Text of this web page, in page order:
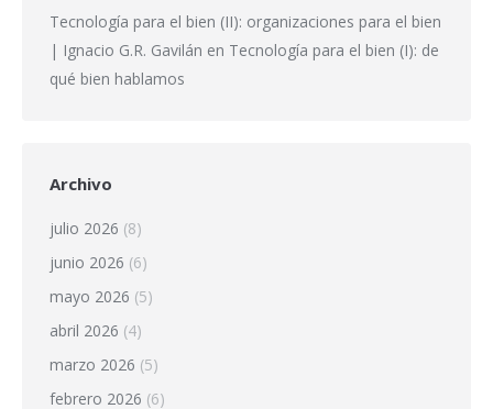
Tecnología para el bien (II): organizaciones para el bien
| Ignacio G.R. Gavilán en Tecnología para el bien (I): de
qué bien hablamos
Archivo
julio 2026 (8)
junio 2026 (6)
mayo 2026 (5)
abril 2026 (4)
marzo 2026 (5)
febrero 2026 (6)